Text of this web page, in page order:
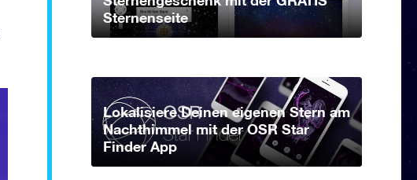
Sternenseite
Lokalisiere Deinen eigenen Stern am
Nachthimmel mit der OSR Star
Finder App